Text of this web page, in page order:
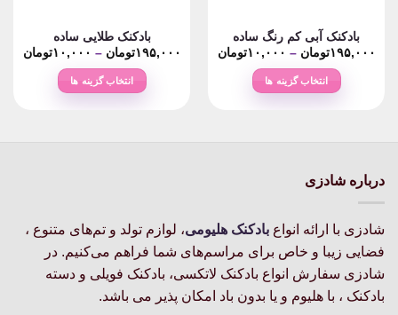
بادکنک آبی کم رنگ ساده
۱۹۵,۰۰۰تومان – ۱۰,۰۰۰تومان
انتخاب گزینه ها
گزینه
ها
ممکن
است
در
بادکنک طلایی ساده
۱۹۵,۰۰۰تومان – ۱۰,۰۰۰تومان
انتخاب گزینه ها
گزینه
ها
ممکن
درباره شادزی
شادزی با ارائه انواع بادکنک‌ هلیومی، لوازم تولد و تم‌های متنوع ،
فضایی زیبا و خاص برای مراسم‌های شما فراهم می‌کنیم. در
شادزی سفارش انواع بادکنک لاتکسی، بادکنک فویلی و دسته
بادکنک ، با هلیوم و یا بدون باد امکان پذیر می باشد.